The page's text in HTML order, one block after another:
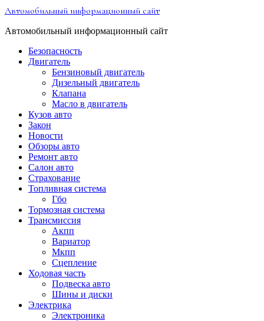
Перейти
содержимому
Автомобильный информационный сайт
Автомобильный информационный сайт
Безопасность
Двигатель
Бензиновый двигатель
Дизельный двигатель
Клапана
Масло в двигатель
Кузов авто
Закон
Новости
Обзоры авто
Ремонт авто
Салон авто
Страхование
Топливная система
Гбо
Тормозная система
Трансмиссия
Акпп
Вариатор
Мкпп
Сцепление
Ходовая часть
Подвеска авто
Шины и диски
Электрика
Электроника